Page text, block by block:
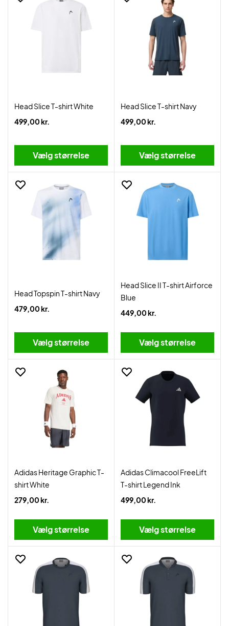
Head Slice T-shirt White
499,00 kr.
Vælg størrelse
Head Slice T-shirt Navy
499,00 kr.
Vælg størrelse
Head Topspin T-shirt Navy
479,00 kr.
Vælg størrelse
Head Slice II T-shirt Airforce
Blue
449,00 kr.
Vælg størrelse
Adidas Heritage Graphic T-
shirt White
279,00 kr.
Vælg størrelse
Adidas Climacool FreeLift
T-shirt Legend Ink
499,00 kr.
Vælg størrelse